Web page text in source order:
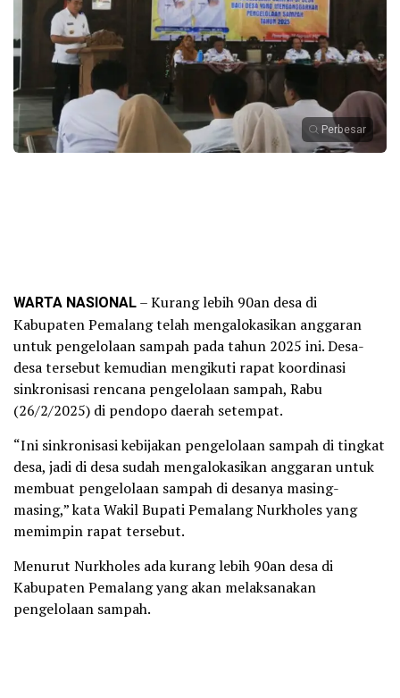
Perbesar
WARTA NASIONAL– Kurang lebih 90an desa di
Kabupaten Pemalang telah mengalokasikan anggaran
untuk pengelolaan sampah pada tahun 2025 ini. Desa-
desa tersebut kemudian mengikuti rapat koordinasi
sinkronisasi rencana pengelolaan sampah, Rabu
(26/2/2025) di pendopo daerah setempat.
“Ini sinkronisasi kebijakan pengelolaan sampah di tingkat
desa, jadi di desa sudah mengalokasikan anggaran untuk
membuat pengelolaan sampah di desanya masing-
masing,” kata Wakil Bupati Pemalang Nurkholes yang
memimpin rapat tersebut.
Menurut Nurkholes ada kurang lebih 90an desa di
Kabupaten Pemalang yang akan melaksanakan
pengelolaan sampah.